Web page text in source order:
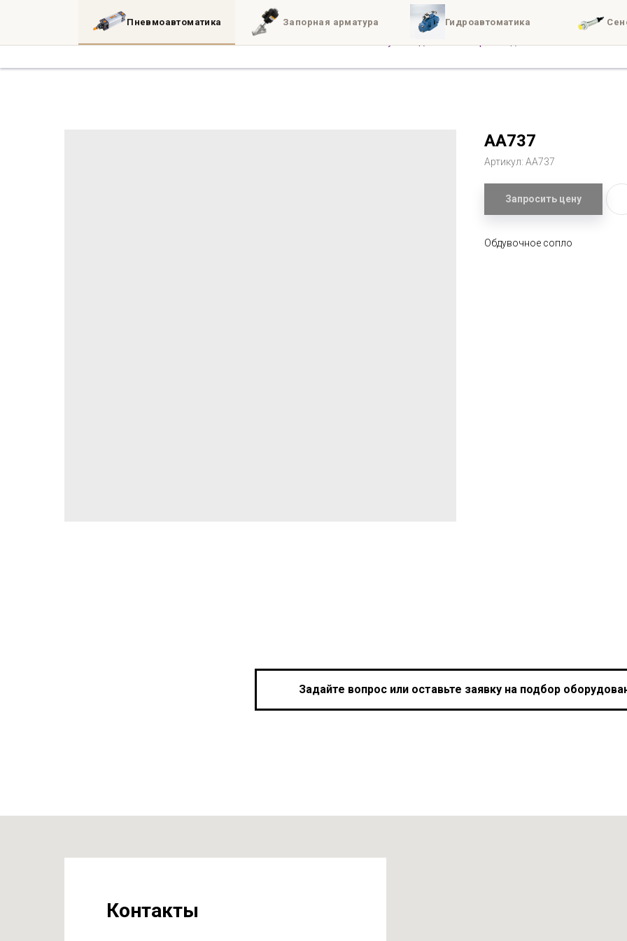
Инженерные утилиты Доставка
Пневмоавтоматика Запорная арматура Гидроавтоматика
AA737
Артикул: AA737
Запросить цену
Обдувочное сопло
Задайте вопрос или оставьте заявку на подбор
Контакты